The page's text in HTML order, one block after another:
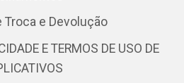
Troca e Devolução
E TERMOS DE USO DE